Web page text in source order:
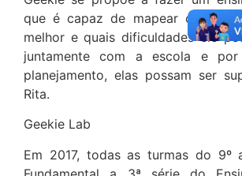
que é capaz de mapear como o
melhor e quais dificuldades ele
juntamente com a escola e
planejamento, elas possam ser
Rita.
Geekie Lab
Em 2017, todas as turmas do 9º